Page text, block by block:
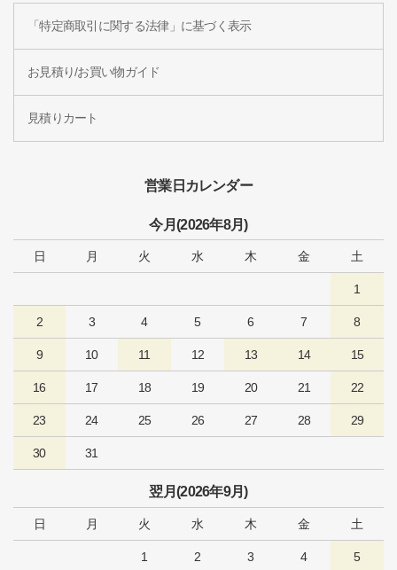
「特定商取引に関する法律」に基づく表示
お見積り/お買い物ガイド
見積りカート
営業日カレンダー
今月(2026年8月)
日 月 火 水 木 金 土
1
2 3 4 5 6 7 8
9 10 11 12 13 14 15
16 17 18 19 20 21 22
23 24 25 26 27 28 29
30 31
翌月(2026年9月)
日 月 火 水 木 金 土
1 2 3 4 5